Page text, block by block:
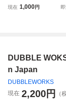
シャツ
現在 1,000円
DUBBLE
n Japan
DUBBLEWORKS
現在 2,200円
（